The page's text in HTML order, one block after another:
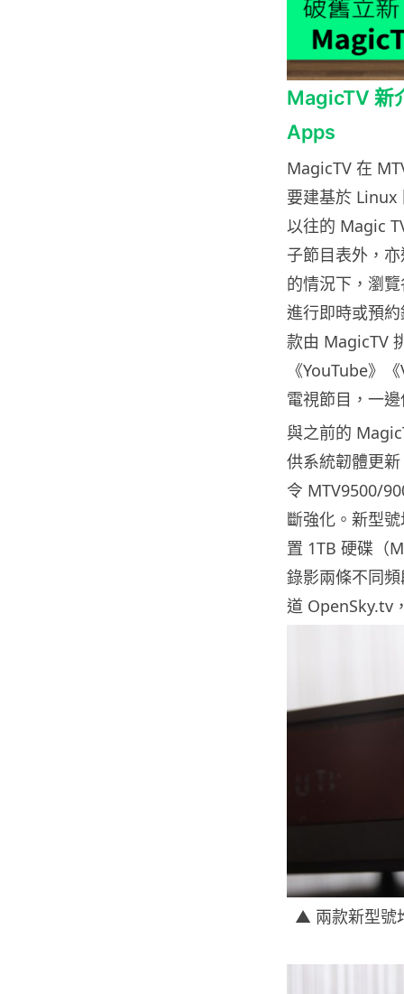
MagicTV 新
Apps
MagicTV 在
要建基於 Linux
以往的 Magic
子節目表外，
的情況下，瀏
進行即時或預
款由 MagicTV
《YouTube》
電視節目，一
與之前的
供系統韌體更
令 MTV9500/
斷強化。新型
置 1TB 硬碟（
錄影兩條不同
道 OpenSky.tv
▲ 兩款新型號